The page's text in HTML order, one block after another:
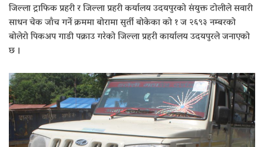
जिल्ला ट्राफिक प्रहरी र जिल्ला प्रहरी कर्यालय उदयपुरको संयुक्त टोलीले सवारी
साधन चेक जाँच गर्ने क्रममा बोरामा सुर्ती बोकेका को १ ज २६९३ नम्बरको
बोलेरो पिकअप गाडी पक्राउ गरेको जिल्ला प्रहरी कार्यालय उदयपुरले जनाएको
छ ।